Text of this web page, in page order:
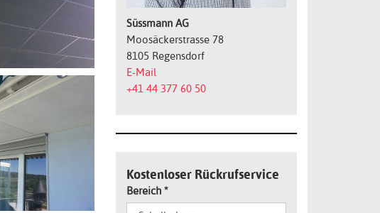
Süssmann AG
Moosäckerstrasse 78
8105 Regensdorf
E-Mail
+41 44 377 60 50
Kostenloser Rückrufservice
Bereich *